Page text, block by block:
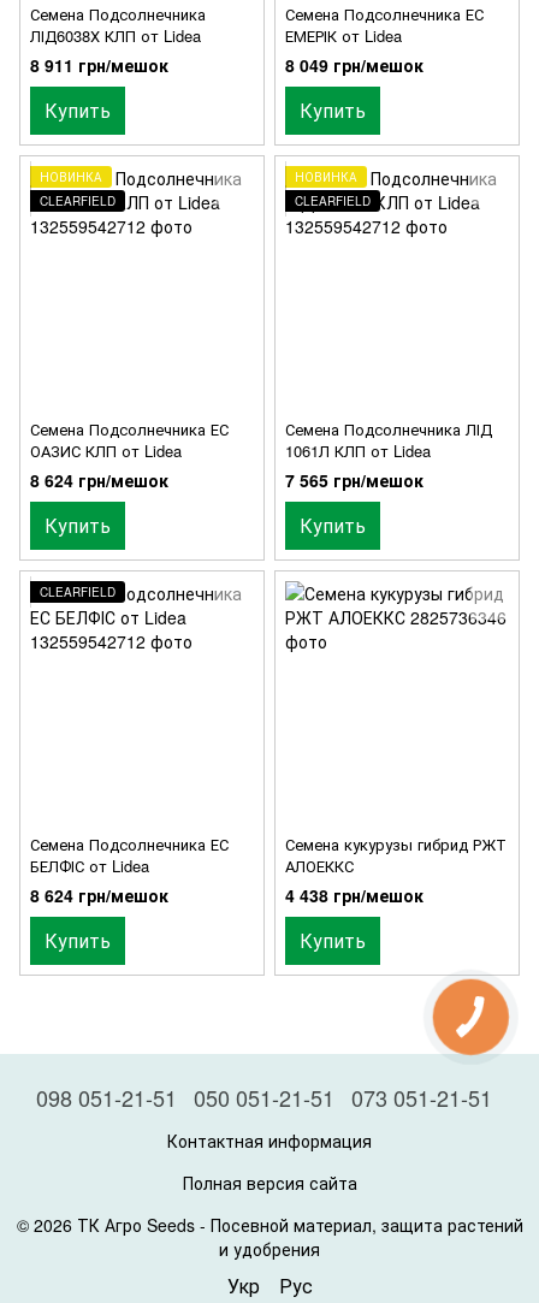
Семена Подсолнечника
ЛІД6038Х КЛП от Lidea
8 911 грн/мешок
Купить
Семена Подсолнечника ЕС
ЕМЕРІК от Lidea
8 049 грн/мешок
Купить
НОВИНКА
CLEARFIELD
Семена Подсолнечника ЕС
ОАЗИС КЛП от Lidea
8 624 грн/мешок
Купить
НОВИНКА
CLEARFIELD
Семена Подсолнечника ЛІД
1061Л КЛП от Lidea
7 565 грн/мешок
Купить
CLEARFIELD
Семена Подсолнечника ЕС
БЕЛФІС от Lidea
8 624 грн/мешок
Купить
Семена кукурузы гибрид РЖТ
АЛОЕККС
4 438 грн/мешок
Купить
098 051-21-51 050 051-21-51 073 051-21-51
Контактная информация
Полная версия сайта
© 2026 ТК Агро Seeds - Посевной материал, защита растений
и удобрения
Укр Рус